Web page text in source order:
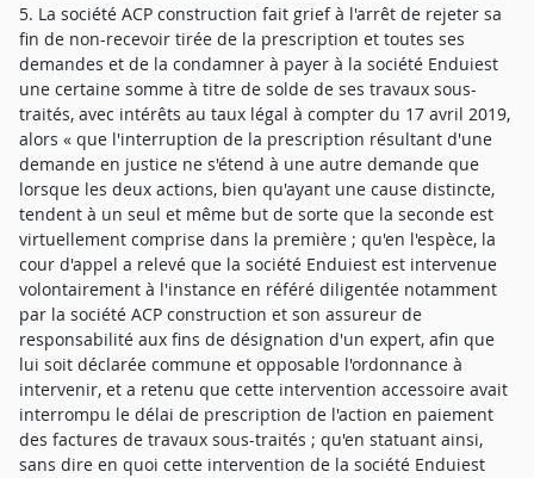
5. La société ACP construction fait grief à l'arrêt de rejeter sa
fin de non-recevoir tirée de la prescription et toutes ses
demandes et de la condamner à payer à la société Enduiest
une certaine somme à titre de solde de ses travaux sous-
traités, avec intérêts au taux légal à compter du 17 avril 2019,
alors « que l'interruption de la prescription résultant d'une
demande en justice ne s'étend à une autre demande que
lorsque les deux actions, bien qu'ayant une cause distincte,
tendent à un seul et même but de sorte que la seconde est
virtuellement comprise dans la première ; qu'en l'espèce, la
cour d'appel a relevé que la société Enduiest est intervenue
volontairement à l'instance en référé diligentée notamment
par la société ACP construction et son assureur de
responsabilité aux fins de désignation d'un expert, afin que
lui soit déclarée commune et opposable l'ordonnance à
intervenir, et a retenu que cette intervention accessoire avait
interrompu le délai de prescription de l'action en paiement
des factures de travaux sous-traités ; qu'en statuant ainsi,
sans dire en quoi cette intervention de la société Enduiest